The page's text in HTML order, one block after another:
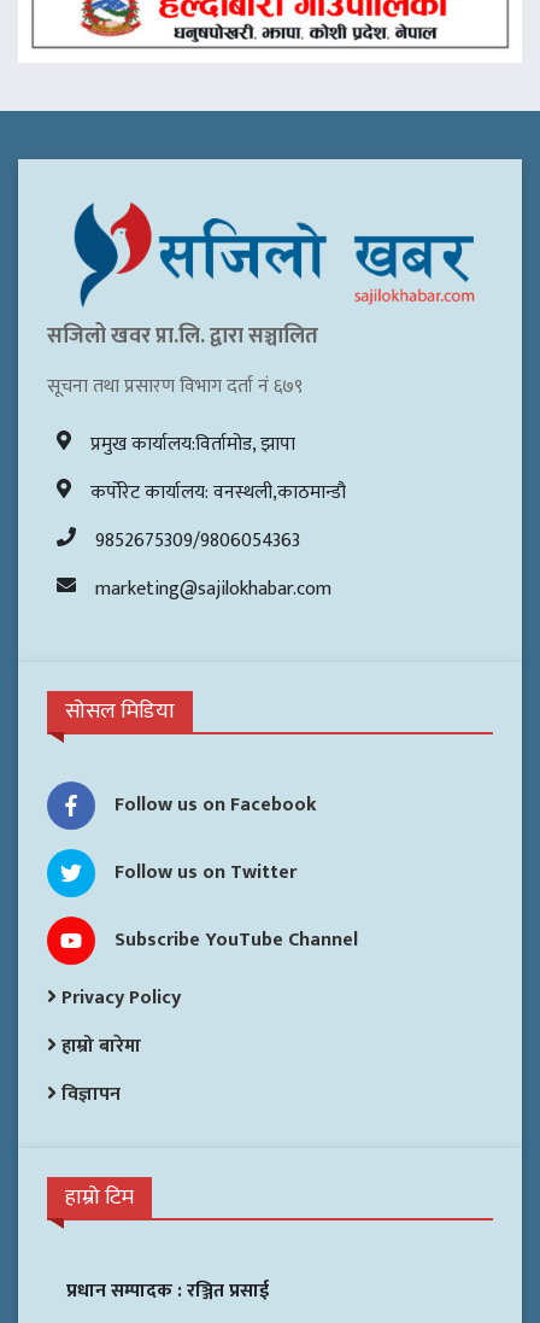
सजिलो खवर प्रा.लि. द्वारा सञ्चालित
सूचना तथा प्रसारण विभाग दर्ता नं ६७९
प्रमुख कार्यालय:विर्तामोड, झापा
कर्पोरेट कार्यालय: वनस्थली,काठमान्डौ
9852675309/9806054363
marketing@sajilokhabar.com
सोसल मिडिया
Follow us on Facebook
Follow us on Twitter
Subscribe YouTube Channel
Privacy Policy
हाम्रो बारेमा
विज्ञापन
हाम्रो टिम
प्रधान सम्पादक :रञ्जित प्रसाई